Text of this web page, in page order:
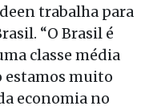
trabalha para
“O Brasil é
classe média
estamos muito
economia no